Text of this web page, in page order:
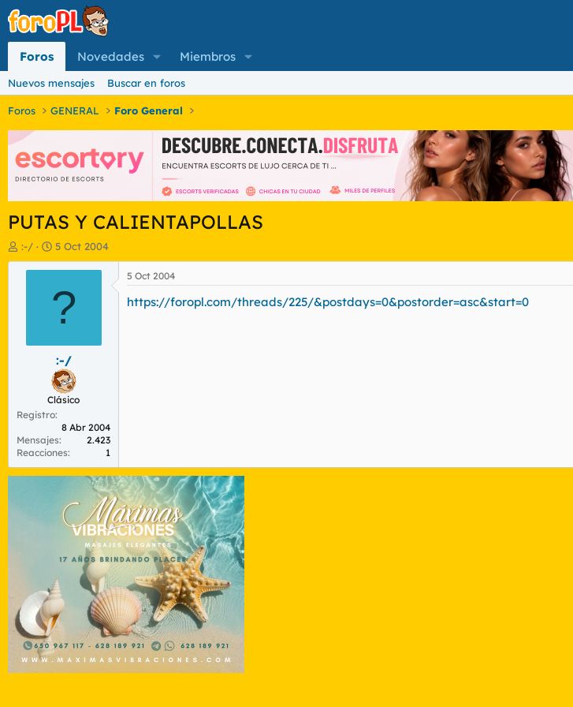
Foros Novedades Miembros
Nuevos mensajes Buscar en foros
Foros GENERAL Foro General
PUTAS Y CALIENTAPOLLAS
I
n
o
t
m
a
:-/
F
e
c
a
i
n
i
c
i
o
5 Oct 2004
?
:-/
Clásico
Registro
8 Abr 2004
Mensajes
2.423
Reacciones
1
5 Oct 2004
https://foropl.com/threads/225/&postdays=0&postorder=asc&start=0